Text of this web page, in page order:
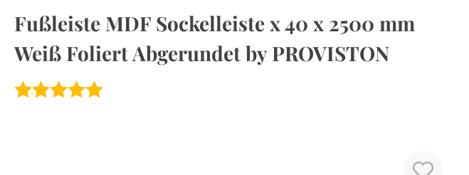
Ausgleichsprofile
Abschlussprofile
Parkettprofile
Fußleiste MDF Sockelleiste x 40 x 2500 mm
Weiß Foliert Abgerundet by PROVISTON